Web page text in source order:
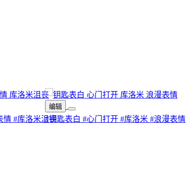
情 #库洛米沮丧
编辑
#钥匙表白 #心门打开 #库洛米 #浪漫表情